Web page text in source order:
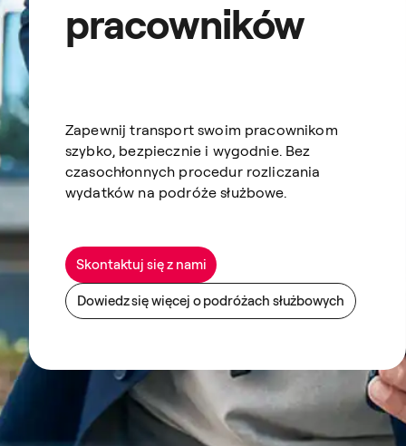
pracowników
Zapewnij transport swoim pracownikom
szybko, bezpiecznie i wygodnie. Bez
czasochłonnych procedur rozliczania
wydatków na podróże służbowe.
Skontaktuj się z nami
Dowiedz się więcej o podróżach służbowych